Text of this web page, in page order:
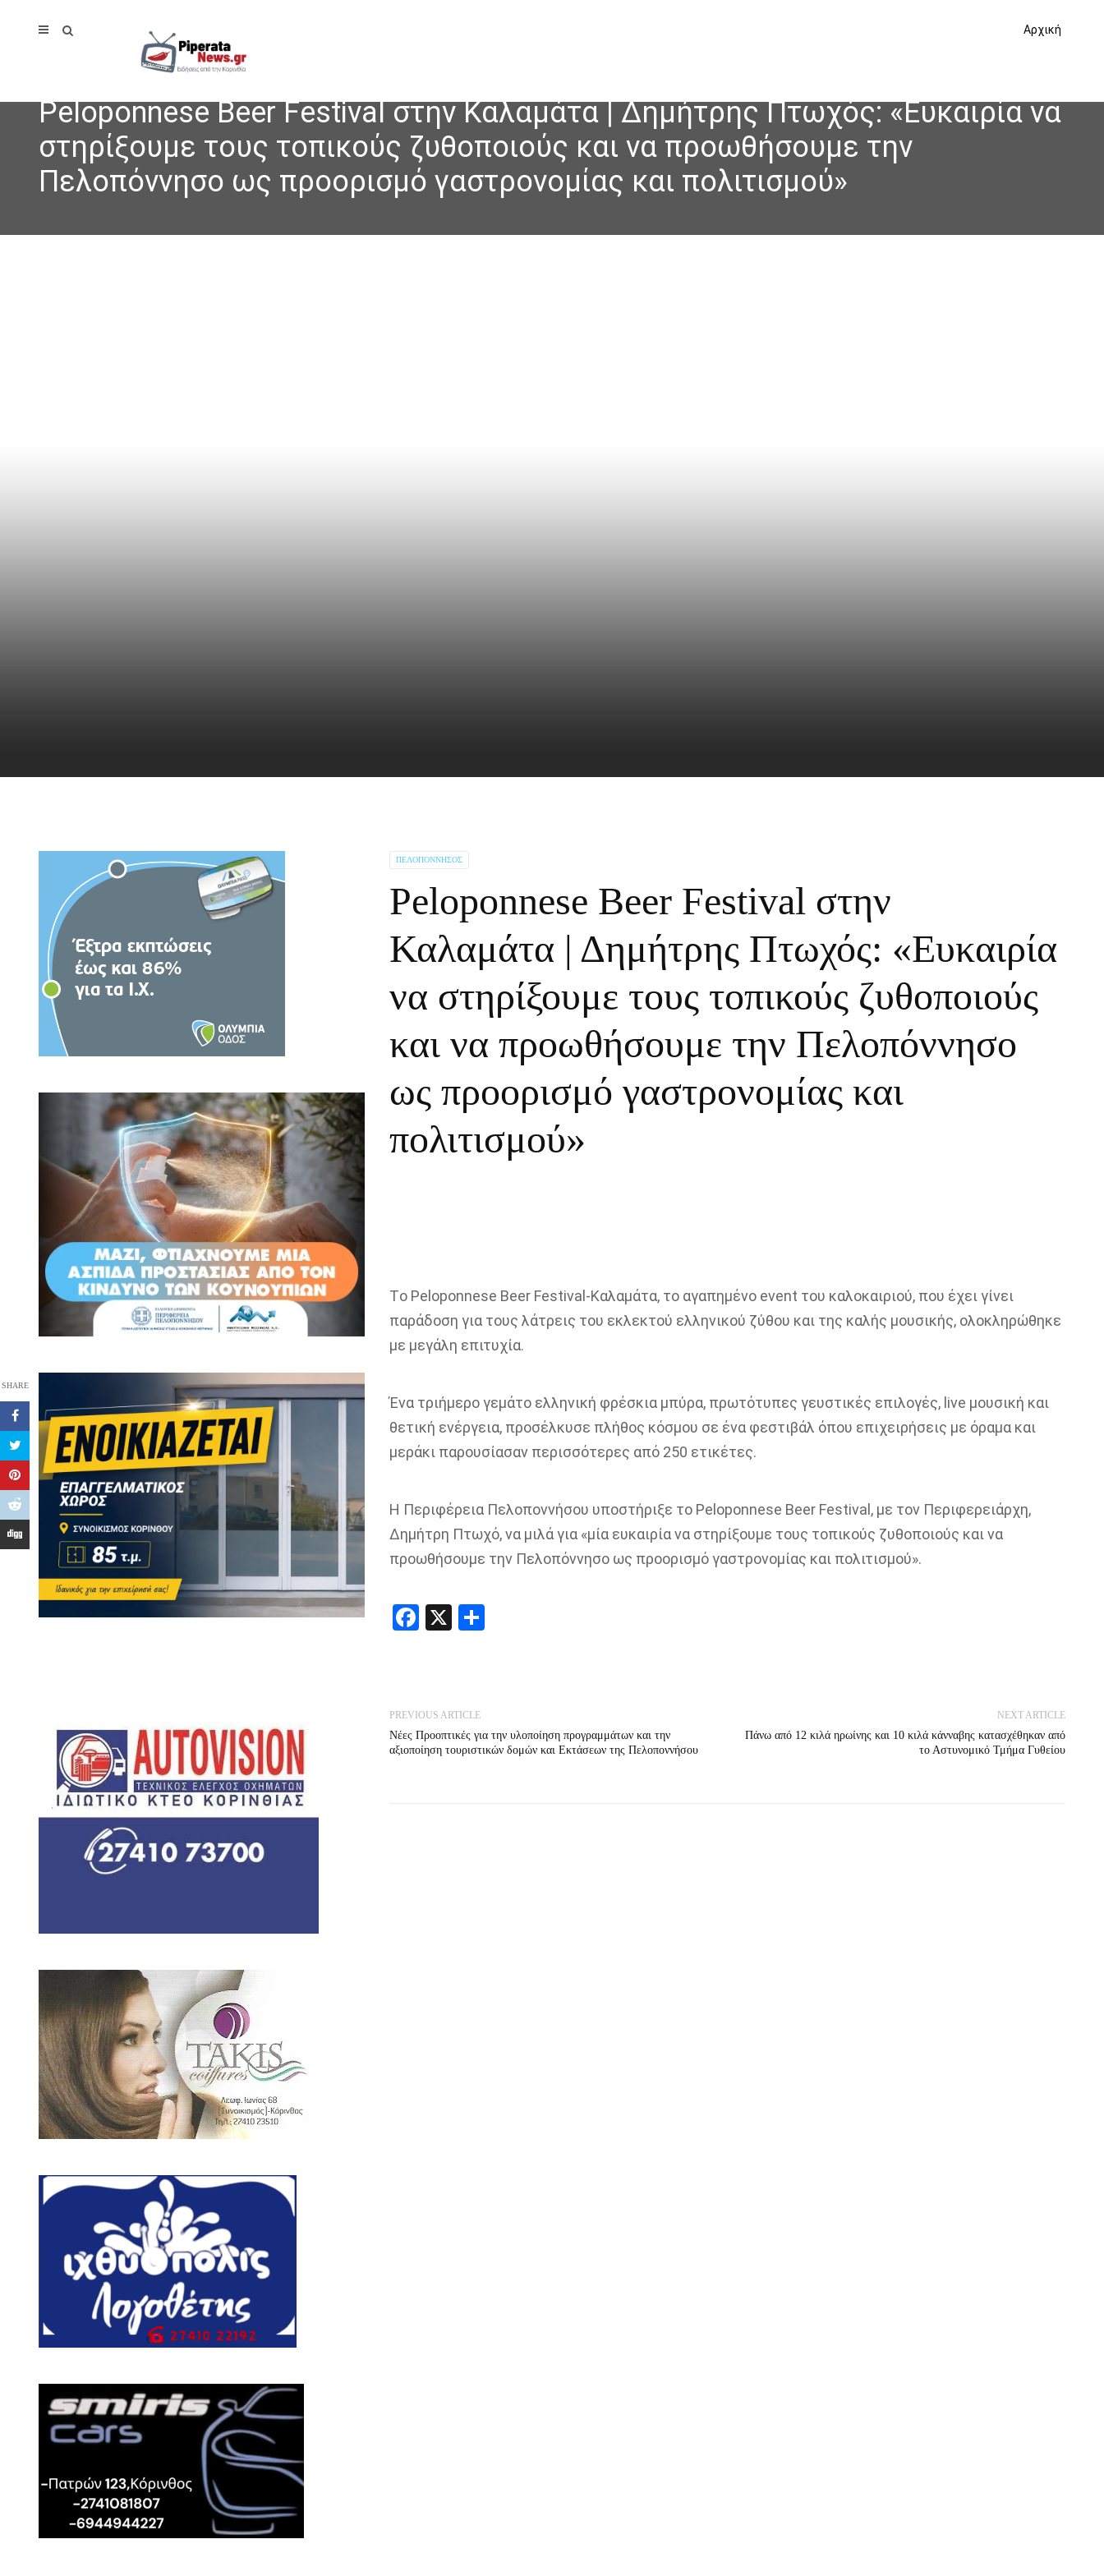
Αρχική
Peloponnese Beer Festival στην Καλαμάτα | Δημήτρης Πτωχός: «Ευκαιρία να
στηρίξουμε τους τοπικούς ζυθοποιούς και να προωθήσουμε την
Πελοπόννησο ως προορισμό γαστρονομίας και πολιτισμού»
ΠΕΛΟΠΌΝΝΗΣΟΣ
Peloponnese Beer Festival στην
Καλαμάτα | Δημήτρης Πτωχός: «Ευκαιρία
να στηρίξουμε τους τοπικούς ζυθοποιούς
και να προωθήσουμε την Πελοπόννησο
ως προορισμό γαστρονομίας και
πολιτισμού»
SHARE
Τo Peloponnese Beer Festival-Καλαμάτα, το αγαπημένο event του καλοκαιριού, που έχει γίνει
παράδοση για τους λάτρεις του εκλεκτού ελληνικού ζύθου και της καλής μουσικής, ολοκληρώθηκε
με μεγάλη επιτυχία.
Ένα τριήμερο γεμάτο ελληνική φρέσκια μπύρα, πρωτότυπες γευστικές επιλογές, live μουσική και
θετική ενέργεια, προσέλκυσε πλήθος κόσμου σε ένα φεστιβάλ όπου επιχειρήσεις με όραμα και
μεράκι παρουσίασαν περισσότερες από 250 ετικέτες.
Η Περιφέρεια Πελοποννήσου υποστήριξε το Peloponnese Beer Festival, με τον Περιφερειάρχη,
Δημήτρη Πτωχό, να μιλά για «μία ευκαιρία να στηρίξουμε τους τοπικούς ζυθοποιούς και να
προωθήσουμε την Πελοπόννησο ως προορισμό γαστρονομίας και πολιτισμού».
Facebook
X Share
PREVIOUS ARTICLE
Νέες Προοπτικές για την υλοποίηση προγραμμάτων και την
αξιοποίηση τουριστικών δομών και Εκτάσεων της Πελοποννήσου
NEXT ARTICLE
Πάνω από 12 κιλά ηρωίνης και 10 κιλά κάνναβης κατασχέθηκαν από
το Αστυνομικό Τμήμα Γυθείου